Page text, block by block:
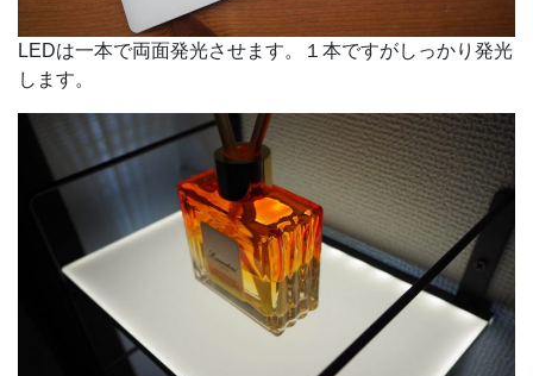
LEDは一本で両面発光させます。１本ですがしっかり発光
します。